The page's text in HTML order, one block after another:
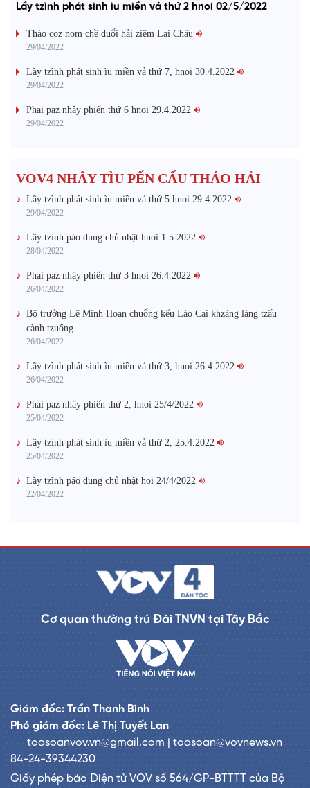
Lầy tzình phát sinh ìu miền vả thứ 2 hnoi 02/5/2022
Tháo coz nom chề duổi hải ziêm Lai Châu
29/04/2022
Lầy tzình phát sinh ìu miền vả thứ 7, hnoi 30.4.2022
29/04/2022
Phai paz nhây phiến thứ 6 hnoi 29.4.2022
29/04/2022
VOV4 NHÂY TÌU PẾN CẤU THÁO HẢI
Lầy tzình phát sinh ìu miền vả thứ 5 hnoi 29.4.2022
29/04/2022
Lầy tzình páo dung chủ nhật hnoi 1.5.2022
28/04/2022
Phai paz nhây phiến thứ 3 hnoi 26.4.2022
26/04/2022
Bộ trưởng Lê Minh Hoan chuổng kếu Lào Cai khzàng làng tzấu
cành tzuống​
26/04/2022
Lầy tzình phát sinh ìu miền vả thứ 3, hnoi 26.4.2022
26/04/2022
Phai paz nhây phiến thứ 2, hnoi 25/4/2022
25/04/2022
Lầy tzình phát sinh ìu miền vả thứ 2, 25.4.2022
25/04/2022
Lầy tzình páo dung chủ nhật hoi 24/4/2022
22/04/2022
Cơ quan thường trú Đài TNVN tại Tây Bắc
Giám đốc: Trần Thanh Bình
Phó giám đốc: Lê Thị Tuyết Lan
toasoanvov.vn@gmail.com | toasoan@vovnews.vn
84-24-39344230
Giấy phép báo Điện tử VOV số 564/GP-BTTTT của Bộ